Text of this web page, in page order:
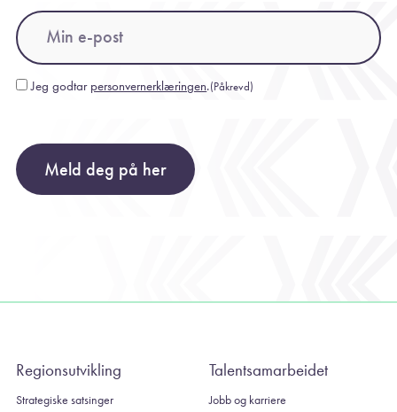
Email
Consent(Påkrevd)
Jeg godtar personvernerklæringen.(Påkrevd)
Meld deg på her
Regionsutvikling
Strategiske satsinger
Talentsamarbeidet
Jobb og karriere